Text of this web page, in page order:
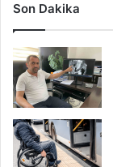
Son Dakika